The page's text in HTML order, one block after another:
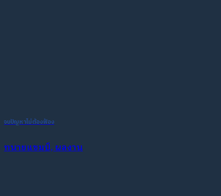
จบปัญหาไม่ต้องฟ้อง
ทนายแชมป์, ผลงาน